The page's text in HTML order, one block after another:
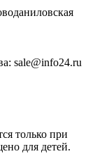
sale@info24.ru
только при
для детей.